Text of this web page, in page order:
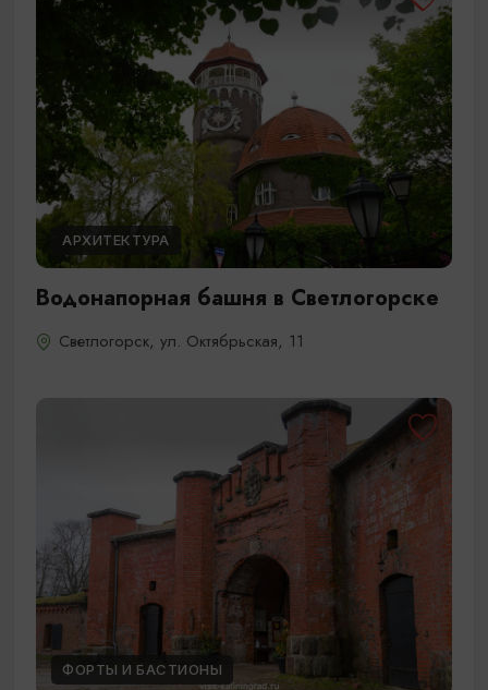
АРХИТЕКТУРА
Водонапорная башня в Светлогорске
Светлогорск, ул. Октябрьская, 11
ФОРТЫ И БАСТИОНЫ